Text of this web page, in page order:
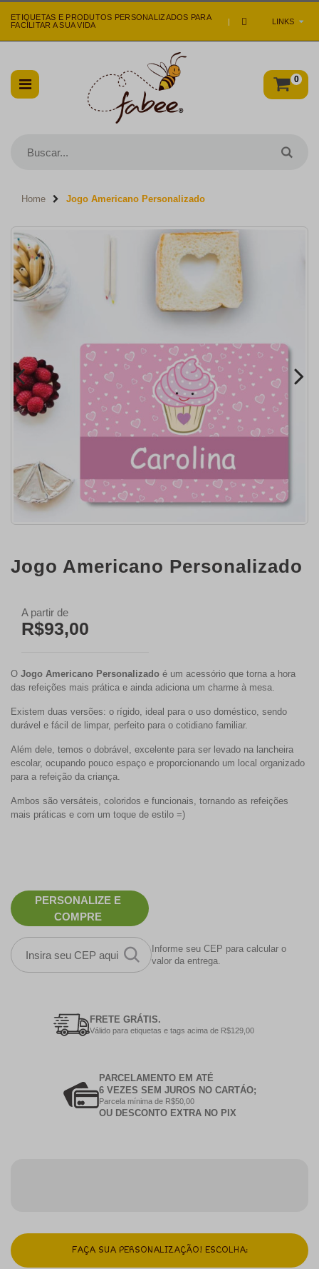
LINKS
ETIQUETAS E PRODUTOS PERSONALIZADOS PARA
FACILITAR A SUA VIDA
|
0
Home Jogo Americano Personalizado
Jogo Americano Personalizado
A partir de
R$93,00
O Jogo Americano Personalizado é um acessório que torna a hora
das refeições mais prática e ainda adiciona um charme à mesa.
Existem duas versões: o rígido, ideal para o uso doméstico, sendo
durável e fácil de limpar, perfeito para o cotidiano familiar.
Além dele, temos o dobrável , excelente para ser levado na lancheira
escolar, ocupando pouco espaço e proporcionando um local organizado
para a refeição da criança.
Ambos são versáteis, coloridos e funcionais, tornando as refeições
mais práticas e com um toque de estilo =)
PERSONALIZE E
COMPRE
Informe seu CEP para calcular o
valor da entrega.
FRETE GRÁTIS.
Válido para etiquetas e tags acima de R$129,00
PARCELAMENTO EM ATÉ
6 VEZES SEM JUROS NO CARTÁO;
Parcela mínima de R$50,00
OU DESCONTO EXTRA NO PIX
FAÇA SUA PERSONALIZAÇÃO! ESCOLHA: